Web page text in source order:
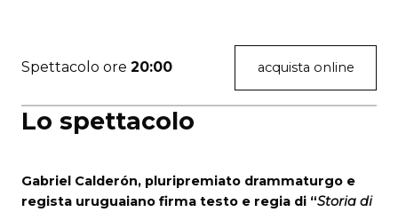
Lo spettacolo
Gabriel Calderón, pluripremiato drammaturgo e
regista uruguaiano firma testo e regia di “Storia di
Spettacolo ore 20:00 acquista online